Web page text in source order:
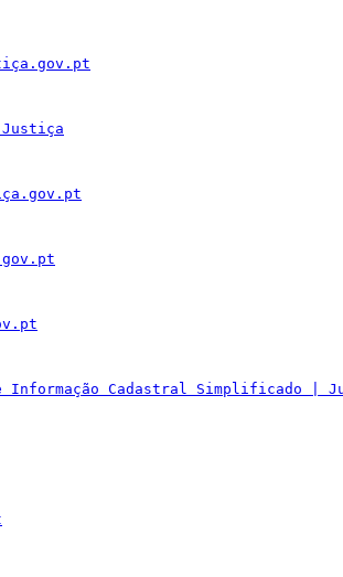
Justiça
Informação Cadastral Simplificado |